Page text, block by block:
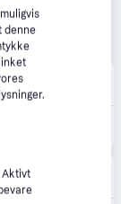
denne
Aktivt